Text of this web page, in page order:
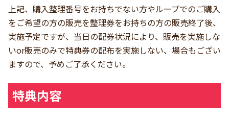
上記、購入整理番号をお持ちでない方やループでのご購入
をご希望の方の販売を整理券をお持ちの方の販売終了後、
実施予定ですが、当日の配券状況により、販売を実施しな
いor販売のみで特典券の配布を実施しない、場合もござい
ますので、予めご了承ください。
特典内容